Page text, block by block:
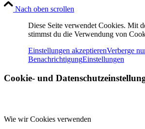
Nach oben scrollen
Diese Seite verwendet Cookies. Mit
stimmst du die Verwendung von
Einstellungen akzeptierenVerberge
BenachrichtigungEinstellungen
Cookie- und
Wie wir Cookies verwenden